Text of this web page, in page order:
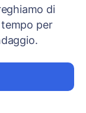
di
per